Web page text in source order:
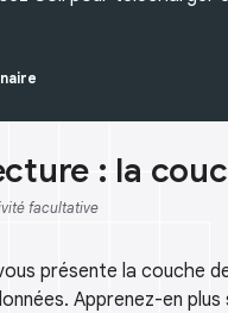
: la
facultative
présente la couche
Apprenez-en